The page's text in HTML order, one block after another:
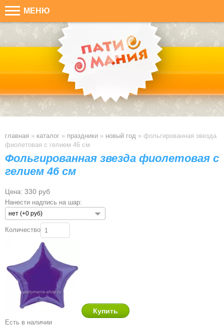
МЕНЮ
главная » каталог » праздники » новый год » фольгированная звезда
фиолетовая с гелием 46 см
Фольгированная звезда фиолетовая с
гелием 46 см
Цена: 330 руб
Нанести надпись на шар:
нет (+0 руб)
Количество
Есть в наличии